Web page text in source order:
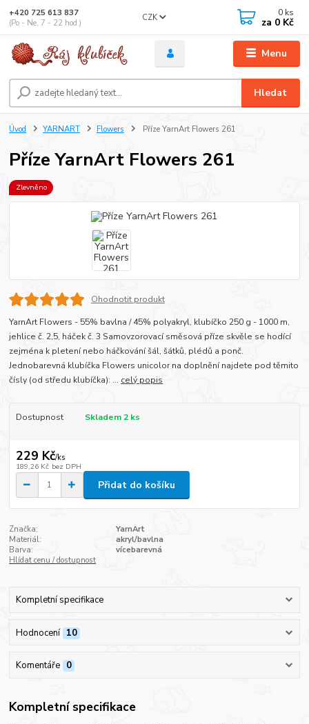
Menu
CZK
Hledat
+420 725 613 837
(Po - Ne, 7 - 22 hod.)
0 ks
za 0 Kč
Úvod YARNART Flowers Příze YarnArt Flowers 261
Příze YarnArt Flowers 261
Zlevněno
Ohodnotit produkt
YarnArt Flowers - 55% bavlna / 45% polyakryl, klubíčko 250 g - 1000 m,
jehlice č. 2,5, háček č. 3 Samovzorovací směsová příze skvěle se hodící
zejména k pletení nebo háčkování šál, šátků, plédů a ponč.
Jednobarevná klubíčka Flowers unicolor na doplnění najdete pod těmito
čísly (od středu klubíčka): ... celý popis
Dostupnost Skladem 2 ks
229 Kč/ks
189,26 Kč bez DPH
Přidat do košíku
Značka:
YarnArt
Materiál:
akryl/bavlna
Barva:
vícebarevná
Hlídat cenu / dostupnost
Kompletní specifikace
Hodnocení 10
Komentáře 0
Kompletní specifikace